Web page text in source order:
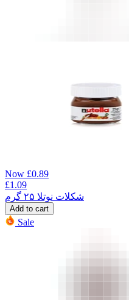
Now £0.89
£1.09
شکلات نوتلا ۲۵ گرم
Add to cart
Sale